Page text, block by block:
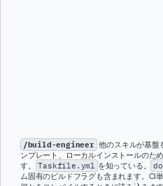
/build-engineer 他のスキルが基盤
ンプレート、ローカルインストールのた
す。
Taskfile.yml を知っている。
ム固有のビルドフラグも含まれます。CI